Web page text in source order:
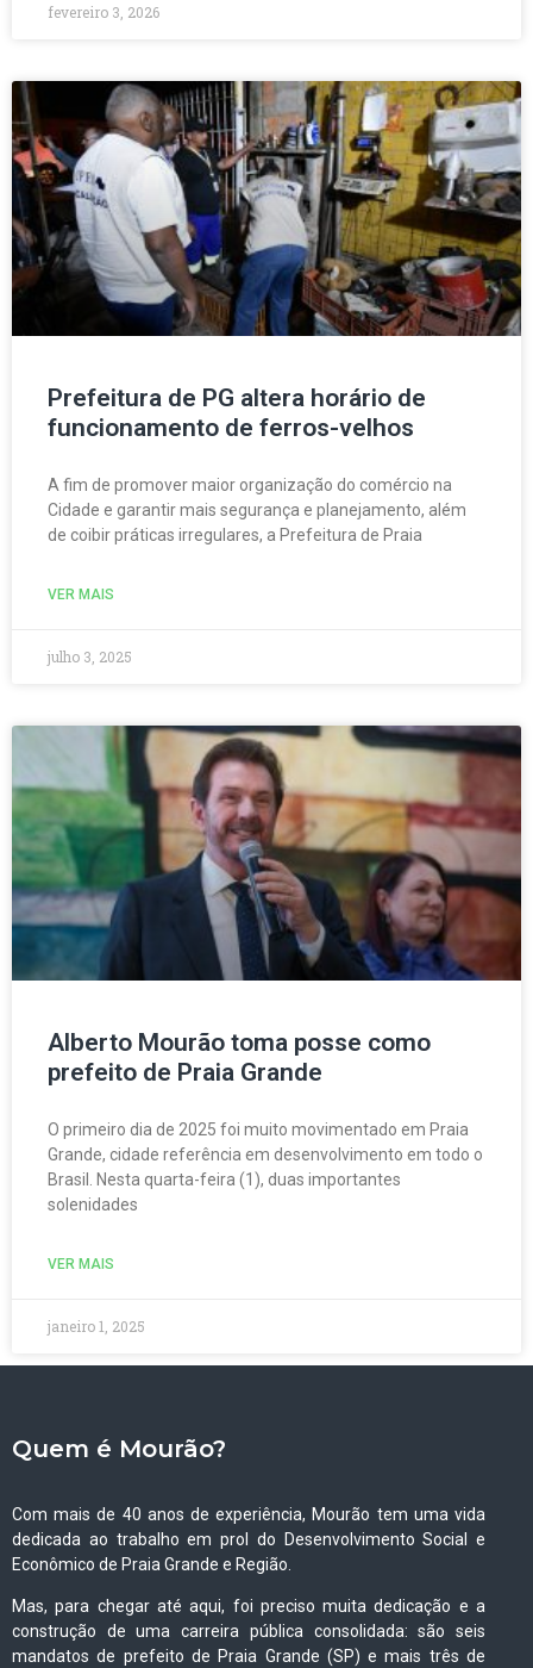
fevereiro 3, 2026
Prefeitura de PG altera horário de
funcionamento de ferros-velhos
A fim de promover maior organização do comércio na
Cidade e garantir mais segurança e planejamento, além
de coibir práticas irregulares, a Prefeitura de Praia
VER MAIS
julho 3, 2025
Alberto Mourão toma posse como
prefeito de Praia Grande
O primeiro dia de 2025 foi muito movimentado em Praia
Grande, cidade referência em desenvolvimento em todo o
Brasil. Nesta quarta-feira (1), duas importantes
solenidades
VER MAIS
janeiro 1, 2025
Quem é Mourão?
Com mais de 40 anos de experiência, Mourão tem uma vida
dedicada ao trabalho em prol do Desenvolvimento Social e
Econômico de Praia Grande e Região.
Mas, para chegar até aqui, foi preciso muita dedicação e a
construção de uma carreira pública consolidada: são seis
mandatos de prefeito de Praia Grande (SP) e mais três de